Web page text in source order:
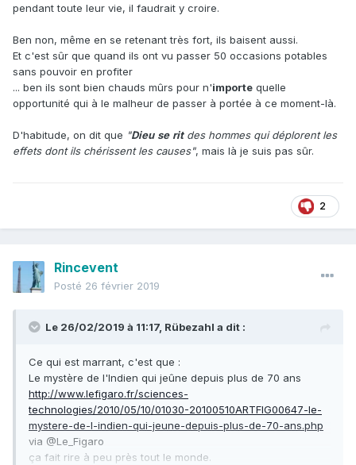
pendant toute leur vie, il faudrait y croire.
Ben non, même en se retenant très fort, ils baisent aussi.
Et c'est sûr que quand ils ont vu passer 50 occasions potables
sans pouvoir en profiter
... ben ils sont bien chauds mûrs pour n'importe quelle
opportunité qui à le malheur de passer à portée à ce moment-là.
D'habitude, on dit que "Dieu se ritdes hommes qui déplorent les
effets dont ils chérissent les causes", mais là je suis pas sûr.
2
Rincevent
Posté 26 février 2019
Le 26/02/2019 à 11:17, Rübezahl a dit :
Ce qui est marrant, c'est que :
Le mystère de l'Indien qui jeûne depuis plus de 70 ans
http://www.lefigaro.fr/sciences-
technologies/2010/05/10/01030-20100510ARTFIG00647-le-
mystere-de-l-indien-qui-jeune-depuis-plus-de-70-ans.php
via @Le_Figaro
ça fait rire à peu près tout le monde.